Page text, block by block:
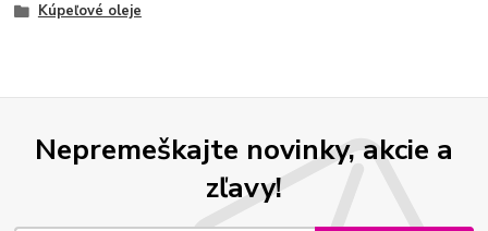
Kúpeľové oleje
Nepremeškajte novinky, akcie a
zľavy!